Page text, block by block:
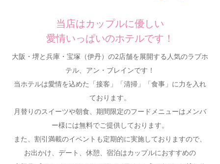
当店はカップルに優しい
愛情いっぱいのホテルです！
大阪・堺と兵庫・宝塚（伊丹）の2店舗を展開する人気のラブホ
テル、アン・ブレインです！
当ホテルは愛情を込めた「接客」「清掃」「食事」に力を入れ
ております。
月替りのスイーツや朝食、期間限定のフードメニューはメンバ
ー様には無料でご提供しております。
また、割引満載のイベントも定期的に実施しておりますので、
お出かけ、デート、休憩、宿泊はカップルにおすすめの